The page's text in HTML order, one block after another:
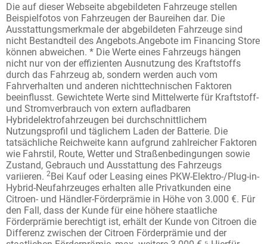
Die auf dieser Webseite abgebildeten Fahrzeuge stellen
Beispielfotos von Fahrzeugen der Baureihen dar. Die
Ausstattungsmerkmale der abgebildeten Fahrzeuge sind
nicht Bestandteil des Angebots.​ Angebote im Financing Store
können abweichen. * Die Werte eines Fahrzeugs hängen
nicht nur von der effizienten Ausnutzung des Kraftstoffs
durch das Fahrzeug ab, sondern werden auch vom
Fahrverhalten und anderen nichttechnischen Faktoren
beeinflusst. Gewichtete Werte sind Mittelwerte für Kraftstoff-
und Stromverbrauch von extern aufladbaren
Hybridelektrofahrzeugen bei durchschnittlichem
Nutzungsprofil und täglichem Laden der Batterie. Die
tatsächliche Reichweite kann aufgrund zahlreicher Faktoren
wie Fahrstil, Route, Wetter und Straßenbedingungen sowie
Zustand, Gebrauch und Ausstattung des Fahrzeugs
variieren. 2Bei Kauf oder Leasing eines PKW-Elektro-/Plug-in-
Hybrid-Neufahrzeuges erhalten alle Privatkunden eine
Citroen- und Händler-Förderprämie in Höhe von 3.000 €. Für
den Fall, dass der Kunde für eine höhere staatliche
Förderprämie berechtigt ist, erhält der Kunde von Citroen die
Differenz zwischen der Citroen Förderprämie und der